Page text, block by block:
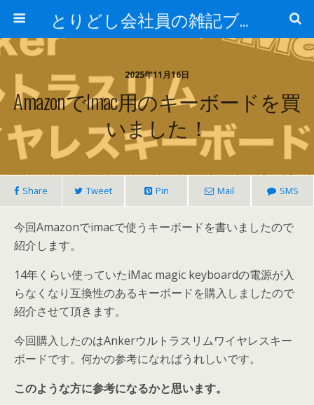
とりどし会社員の雑記ブログ
2025年11月16日
Amazonでimac用のキーボードを買
いました！
Share Tweet Pin Mail SMS
今回Amazonでimacで使うキーボードを書いましたので
紹介します。
14年くらい使っていたiMac magic keyboardの電源が入
らなくなり互換性のあるキーボードを購入しましたので
紹介させて頂きます。
今回購入したのはAnkerウルトラスリムワイヤレスキー
ボードです。何かの参考になればうれしいです。
このような方に参考になるかと思います。